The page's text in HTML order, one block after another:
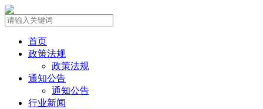
首页
政策法规
政策法规
通知公告
通知公告
行业新闻